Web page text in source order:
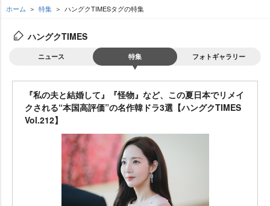
ホーム 特集 ハングクTIMESタグの特集
ハングクTIMES
ニュース 特集 フォトギャラリー
『私の夫と結婚して』『怪物』など、この夏日本でリメイ
クされる“本国高評価”の名作韓ドラ3選【ハングクTIMES
Vol.212】